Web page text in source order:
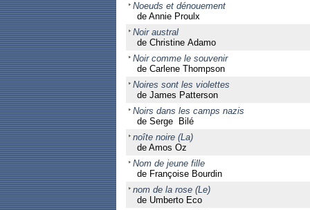
Noeuds et dénouement
de Annie Proulx
Noir austral
de Christine Adamo
Noir comme le souvenir
de Carlene Thompson
Noires sont les violettes
de James Patterson
Noirs dans les camps nazis
de Serge Bilé
noîte noire (La)
de Amos Oz
Nom de jeune fille
de Françoise Bourdin
nom de la rose (Le)
de Umberto Eco